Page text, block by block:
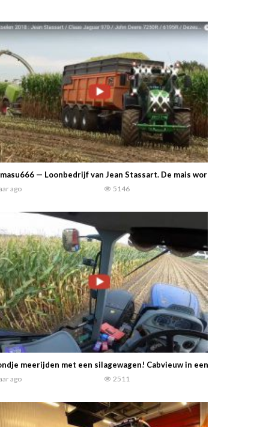
— Loonbedrijf van Jean Stassart. De mais wordt gehakseld
ago 5146
meerijden met een silagewagen! Cabvieuw in een New Holland
ago 2511